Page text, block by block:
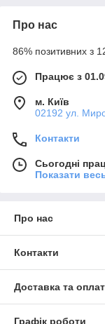
Про нас
86% позитивних з
Працює з
м. Київ
02192 ул.
Контакти
Сьогодні
Показати
Про нас
Контакти
Доставка та
Графік роботи